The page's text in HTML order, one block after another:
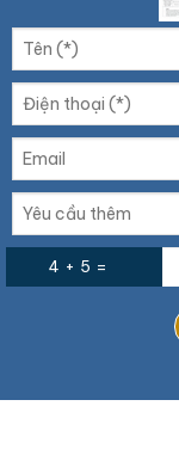
4 + 5 =